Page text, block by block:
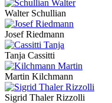
Walter Schullian
Josef Riedmann
Tanja Cassitti
Martin Kilchmann
Sigrid Thaler Rizzolli